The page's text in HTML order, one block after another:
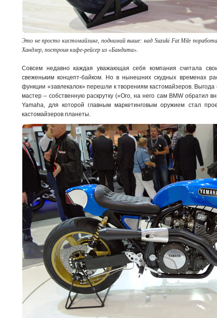
Это не просто кастомайзинг, поднимай выше: над Suzuki Fat Mile
Хандлер, построив кафе-рейсер из «Бандита».
Совсем недавно каждая уважающая себя компания считала
свеженьким концепт-байком. Но в нынешних скудных временах
функции «завлекалок» перешли к творениям кастомайзеров.
мастер – собственную раскрутку («Ого, на него сам BMW обратил
Yamaha, для которой главным маркетинговым оружием стал
кастомайзеров планеты.